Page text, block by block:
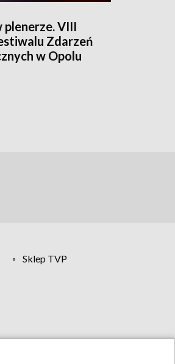
plenerze. VIII
Zdarzeń
w Opolu
Sklep TVP